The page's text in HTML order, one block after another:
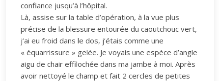
confiance jusqu’à l’hôpital.
Là, assise sur la table d’opération, à la vue plus
précise de la blessure entourée du caoutchouc vert,
j’ai eu froid dans le dos, j’étais comme une
« équarrissure » gelée. Je voyais une espèce d’angle
aigu de chair effilochée dans ma jambe à moi. Après
avoir nettoyé le champ et fait 2 cercles de petites